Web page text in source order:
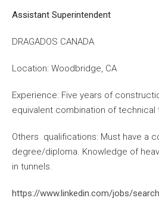
Assistant Superintendent
DRAGADOS CANADA
Location: Woodbridge, CA
Experience: Five years of
equivalent combination of technical
Others qualifications: Must have a
degree/diploma. Knowledge of
in tunnels.
https://www.linkedin.com/jobs/